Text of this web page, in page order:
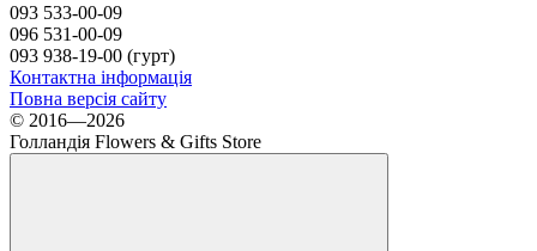
093 533-00-09
096 531-00-09
093 938-19-00 (гурт)
Контактна інформація
Повна версія сайту
© 2016—2026
Голландія Flowers & Gifts Store